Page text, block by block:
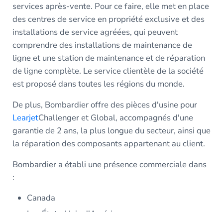
services après-vente. Pour ce faire, elle met en place
des centres de service en propriété exclusive et des
installations de service agréées, qui peuvent
comprendre des installations de maintenance de
ligne et une station de maintenance et de réparation
de ligne complète. Le service clientèle de la société
est proposé dans toutes les régions du monde.
De plus, Bombardier offre des pièces d'usine pour
LearjetChallenger et Global, accompagnés d'une
garantie de 2 ans, la plus longue du secteur, ainsi que
la réparation des composants appartenant au client.
Bombardier a établi une présence commerciale dans
:
Canada